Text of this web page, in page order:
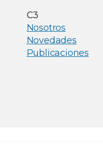
C3
Nosotros
Novedades
Publicaciones